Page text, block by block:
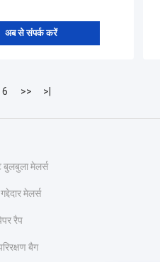
अब से संपर्क करें
6 >> >|
बुलबुला मेलर्स
मेलर्स
रैप
बैग